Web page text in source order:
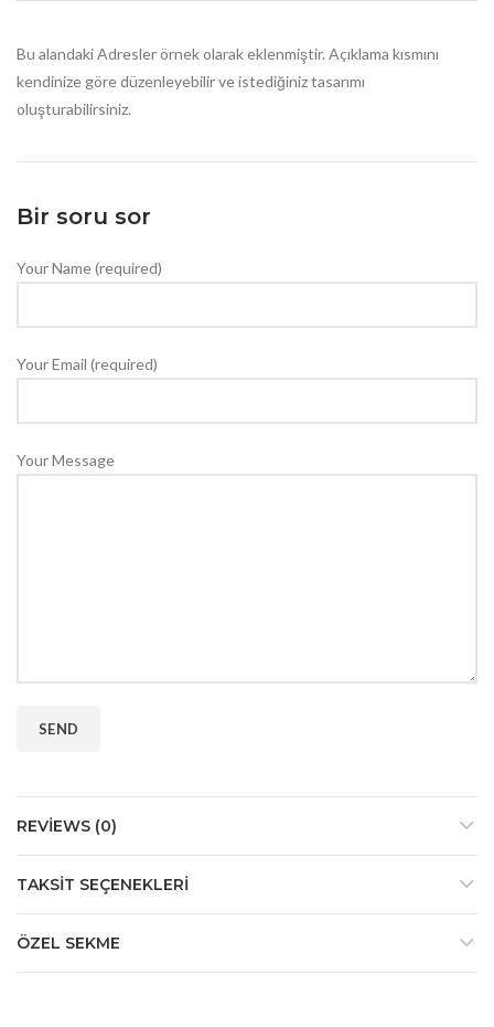
Bu alandaki Adresler örnek olarak eklenmiştir. Açıklama kısmını
kendinize göre düzenleyebilir ve istediğiniz tasarımı
oluşturabilirsiniz.
Bir soru sor
Your Name (required)
Your Email (required)
Your Message
REVIEWS (0)
TAKSIT SEÇENEKLERI
ÖZEL SEKME